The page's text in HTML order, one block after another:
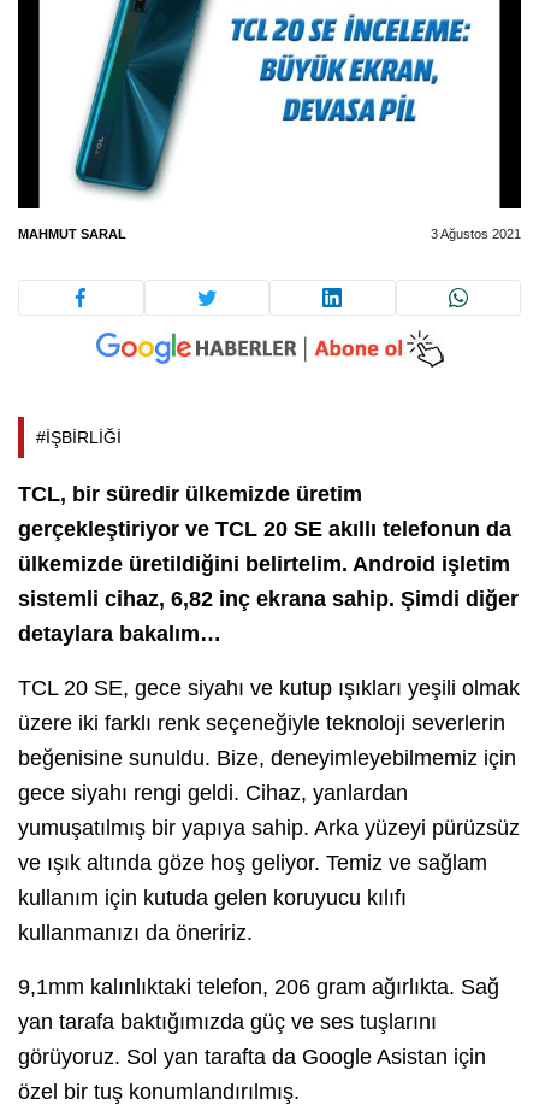
MAHMUT SARAL 3 Ağustos 2021
#İŞBİRLİĞİ
TCL, bir süredir ülkemizde üretim
gerçekleştiriyor ve TCL 20 SE akıllı telefonun da
ülkemizde üretildiğini belirtelim. Android işletim
sistemli cihaz, 6,82 inç ekrana sahip. Şimdi diğer
detaylara bakalım…
TCL 20 SE, gece siyahı ve kutup ışıkları yeşili olmak
üzere iki farklı renk seçeneğiyle teknoloji severlerin
beğenisine sunuldu. Bize, deneyimleyebilmemiz için
gece siyahı rengi geldi. Cihaz, yanlardan
yumuşatılmış bir yapıya sahip. Arka yüzeyi pürüzsüz
ve ışık altında göze hoş geliyor. Temiz ve sağlam
kullanım için kutuda gelen koruyucu kılıfı
kullanmanızı da öneririz.
9,1mm kalınlıktaki telefon, 206 gram ağırlıkta. Sağ
yan tarafa baktığımızda güç ve ses tuşlarını
görüyoruz. Sol yan tarafta da Google Asistan için
özel bir tuş konumlandırılmış.